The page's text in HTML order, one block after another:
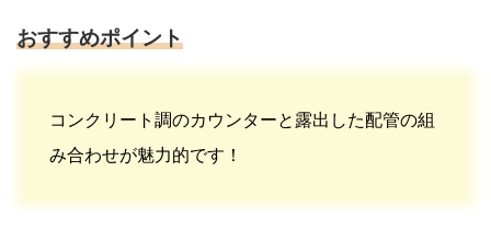
おすすめポイント
コンクリート調のカウンターと露出した配管の組
み合わせが魅力的です！